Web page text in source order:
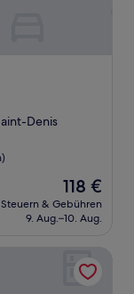
Denis
Der
Preis
beträgt
118 €
& Gebühren
9. Aug.–10. Aug.
- North Marais 2